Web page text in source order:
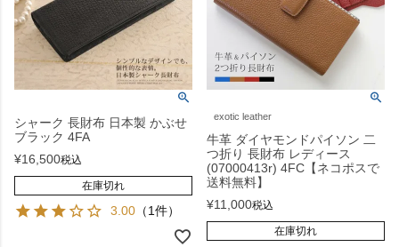
シャーク 長財布 日本製 かぶせ
ブラック 4FA
¥16,500税込
在庫切れ
3.00 （1件）
exotic leather
牛革 ダイヤモンドパイソン 二
つ折り 長財布 レディース
(07000413r) 4FC【ネコポスで
送料無料】
¥11,000税込
在庫切れ